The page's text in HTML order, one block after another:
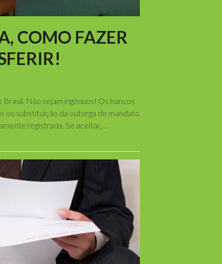
COMO FAZER
Não sejam ingênuos! Os bancos
ou substituição da outorga de mandato
registrada. Se aceitar,…